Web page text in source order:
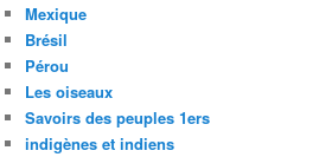
Mexique
Brésil
Pérou
Les oiseaux
Savoirs des peuples 1ers
indigènes et indiens